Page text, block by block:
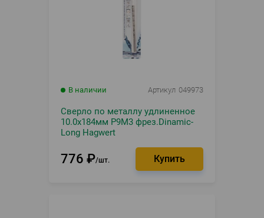
В наличии Артикул 049973
Сверло по металлу удлиненное
10.0х184мм Р9М3 фрез.Dinamic-
Long Hagwert
776 ₽ шт.